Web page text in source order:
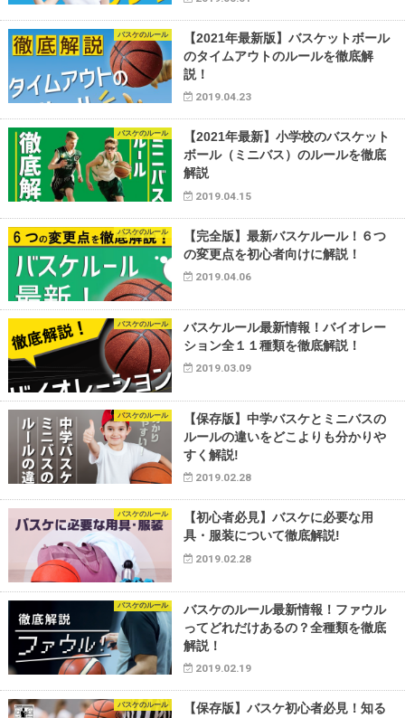
バスケのルール
【2021年最新版】バスケットボール
のタイムアウトのルールを徹底解
説！
2019.04.23
バスケのルール
【2021年最新】小学校のバスケット
ボール（ミニバス）のルールを徹底
解説
2019.04.15
バスケのルール
【完全版】最新バスケルール！６つ
の変更点を初心者向けに解説！
2019.04.06
バスケのルール
バスケルール最新情報！バイオレー
ション全１１種類を徹底解説！
2019.03.09
バスケのルール
【保存版】中学バスケとミニバスの
ルールの違いをどこよりも分かりや
すく解説!
2019.02.28
バスケのルール
【初心者必見】バスケに必要な用
具・服装について徹底解説!
2019.02.28
バスケのルール
バスケのルール最新情報！ファウル
ってどれだけあるの？全種類を徹底
解説！
2019.02.19
バスケのルール
【保存版】バスケ初心者必見！知る